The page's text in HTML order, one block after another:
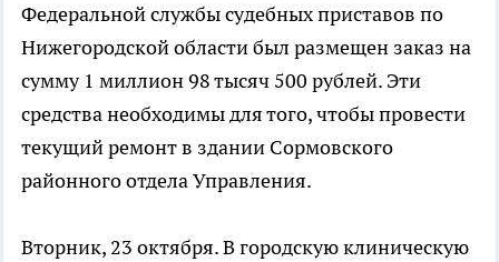
Федеральной службы судебных приставов по
Нижегородской области был размещен заказ на
сумму 1 миллион 98 тысяч 500 рублей. Эти
средства необходимы для того, чтобы провести
текущий ремонт в здании Сормовского
районного отдела Управления.
Вторник, 23 октября. В городскую клиническую